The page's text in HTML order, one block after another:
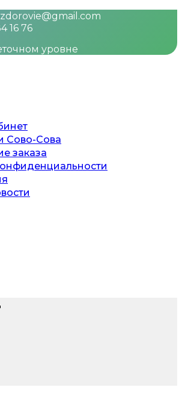
16 76
уровне
Сово-Сова
заказа